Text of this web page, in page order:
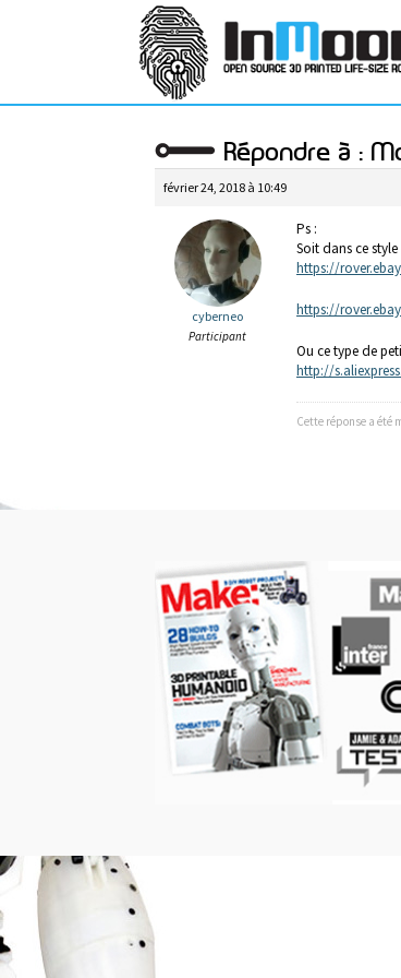
Répondre à :
février 24, 2018 à 10:49
cyberneo
Participant
Ps :
Soit dans ce
https://
https://
Ou ce type de
http://
Cette réponse a été